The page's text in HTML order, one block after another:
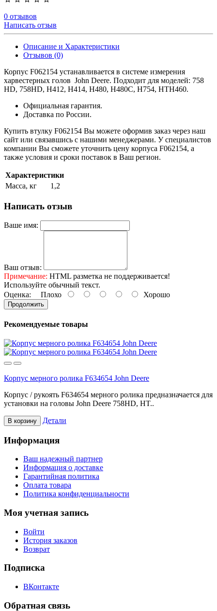
0 отзывов
Написать отзыв
Описание и Характеристики
Отзывов (0)
Корпус F062154 устанавливается в системе измерения
харвестерных голов John Deere. Подходит для моделей: 758
HD, 758HD, H412, H414, H480, H480C, H754, HTH460.
Официальная гарантия.
Доставка по России.
Купить втулку F062154 Вы можете оформив заказ через наш
сайт или связавшись с нашими менеджерами. У специалистов
компании Вы сможете уточнить цену корпуса F062154, а
также условия и сроки поставок в Ваш регион.
Характеристики
Масса, кг
1,2
Написать отзыв
Ваше имя:
Ваш отзыв:
Примечание: HTML разметка не поддерживается!
Используйте обычный текст.
Оценка: Плохо Хорошо
Продолжить
Рекомендуемые товары
Корпус мерного ролика F634654 John Deere
Корпус / рукоять F634654 мерного ролика предназначается для
установки на головы John Deere 758HD, HT..
В корзину Детали
Информация
Ваш надежный партнер
Информация о доставке
Гарантийная политика
Оплата товара
Политика конфиденциальности
Моя учетная запись
Войти
История заказов
Возврат
Подписка
ВКонтакте
Обратная связь